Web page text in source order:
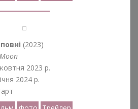
(2023)
2023 р.
2024 р.